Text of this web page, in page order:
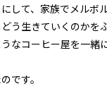
して、家族でメルボ
う生きていくのかを
なコーヒー屋を一緒
です。